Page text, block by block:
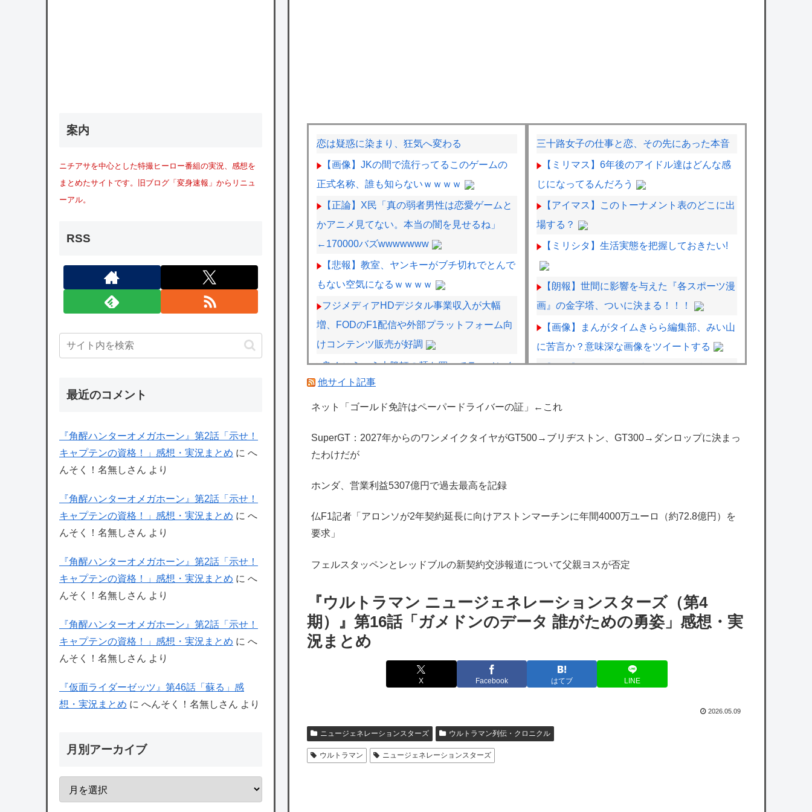
恋は疑惑に染まり、狂気へ変わる
【画像】JKの間で流行ってるこのゲームの
正式名称、誰も知らないｗｗｗｗ
【正論】X民「真の弱者男性は恋愛ゲームと
かアニメ見てない。本当の闇を見せるね」
←170000バズwwwwwww
【悲報】教室、ヤンキーがブチ切れでとんで
もない空気になるｗｗｗｗ
フジメディアHDデジタル事業収入が大幅
増、FODのF1配信や外部プラットフォーム向
けコンテンツ販売が好調
良くこういう大勝軒の麺を買ってラーメンタ
レとオイスターソース入れて油そば作ってい
る
ストンマーチンに年間4000万ユーロ（約72.8
海釣りって何が楽しいの？
出たあの親日経営者に海外が大騒ぎ
の為替介入再びで海外が大騒ぎ
のは韓国人である理由がこちら…」→「日本
も感謝してるらしい…（ﾌﾞﾙﾌﾞﾙ」＝韓国の反
応
海外「日本よ、お前がナンバーワンだ」 熊
本地震直後の日本の対応のスピードに世界が
★【ワートリ】細かい情報まで含めて構成さ
れたキャラの掛け合いだからなぁ（約100人）
三十路女子の仕事と恋、その先にあった本音
【ミリマス】6年後のアイドル達はどんな感
じになってるんだろう
【アイマス】このトーナメント表のどこに出
場する？
【ミリシタ】生活実態を把握しておきたい!
【朗報】世間に影響を与えた『各スポーツ漫
画』の金字塔、ついに決まる！！！
【画像】まんがタイムきらら編集部、みい山
に苦言か？意味深な画像をツイートする
【画像】ワンピース作者が描いた担当編集の
ｗ
たいじとすももが一緒のチームとか、老人会
【艦これ】差し入れゴトさん 他
【艦これ】今回のかわいい大賞は決まった
【艦これ】ムラクモウサギ 他
なかったと被災者から暴露されるｗｗｗｗｗ
他サイト記事
ネット「ゴールド免許はペーパードライバーの証」←これ
SuperGT：2027年からのワンメイクタイヤがGT500→ブリヂストン、GT300→ダンロップに決まっ
たわけだが
ホンダ、営業利益5307億円で過去最高を記録
仏F1記者「アロンソが2年契約延長に向けアストンマーチンに年間4000万ユーロ（約72.8億円）を
要求」
フェルスタッペンとレッドブルの新契約交渉報道について父親ヨスが否定
『ウルトラマン ニュージェネレーションスターズ（第4
期）』第16話「ガメドンのデータ 誰がための勇姿」感想・実
況まとめ
X Facebook はてブ LINE
2026.05.09
ニュージェネレーションスターズ ウルトラマン列伝・クロニクル
ウルトラマン ニュージェネレーションスターズ
案内
ニチアサを中心とした特撮ヒーロー番組の実況、感想を
まとめたサイトです。旧ブログ「変身速報」からリニュ
ーアル。
RSS
最近のコメント
『角醒ハンターオメガホーン』第2話「示せ！
キャプテンの資格！」感想・実況まとめ に へ
んそく！名無しさん より
『角醒ハンターオメガホーン』第2話「示せ！
キャプテンの資格！」感想・実況まとめ に へ
んそく！名無しさん より
『角醒ハンターオメガホーン』第2話「示せ！
キャプテンの資格！」感想・実況まとめ に へ
んそく！名無しさん より
『角醒ハンターオメガホーン』第2話「示せ！
キャプテンの資格！」感想・実況まとめ に へ
んそく！名無しさん より
『仮面ライダーゼッツ』第46話「蘇る」感
想・実況まとめ に へんそく！名無しさん より
月別アーカイブ